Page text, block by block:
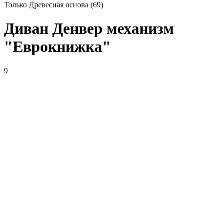
Только Древесная основа (69)
Диван Денвер механизм
"Еврокнижка"
9